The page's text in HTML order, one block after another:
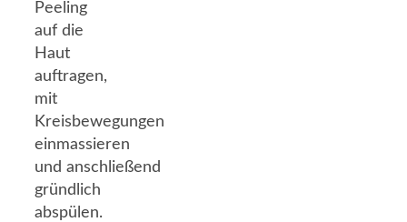
Peeling
auf die
Haut
auftragen,
mit
Kreisbewegungen
einmassieren
und anschließend
gründlich
abspülen.